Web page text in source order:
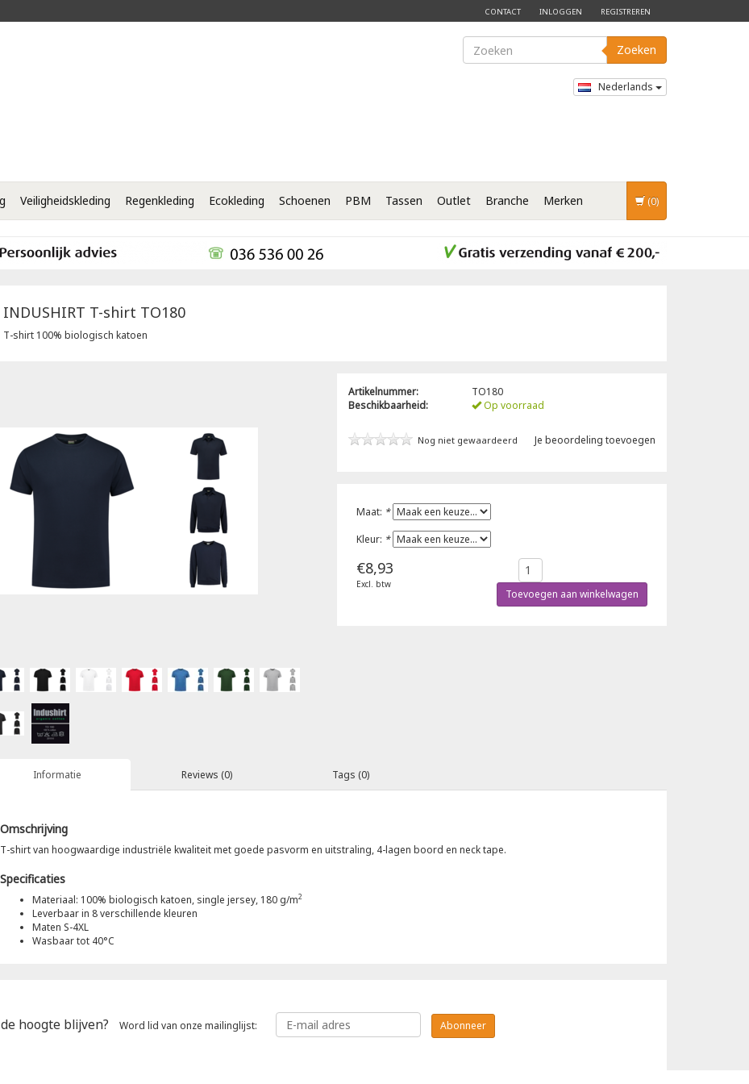
CONTACT INLOGGEN REGISTREREN
Zoeken
Nederlands
Veiligheidskleding Regenkleding Ecokleding Schoenen PBM Tassen Outlet Branche Merken (0)
INDUSHIRT T-shirt TO180
T-shirt 100% biologisch katoen
Artikelnummer:
TO180
Beschikbaarheid:
Op voorraad
Nog niet gewaardeerd Je beoordeling toevoegen
Maat: *
Kleur: *
€8,93
Excl. btw
Informatie Reviews (0) Tags (0)
Omschrijving
T-shirt van hoogwaardige industriële kwaliteit met goede pasvorm en uitstraling, 4-lagen boord en neck tape.
Specificaties
Materiaal: 100% biologisch katoen, single jersey, 180 g/m2
Leverbaar in 8 verschillende kleuren
Maten S-4XL
Wasbaar tot 40°C
hoogte blijven? Word lid van onze mailinglijst: Abonneer